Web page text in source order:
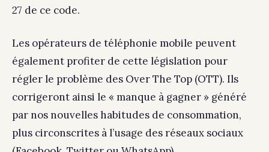
27 de ce code.
Les opérateurs de téléphonie mobile peuvent
également profiter de cette législation pour
régler le problème des Over The Top (OTT). Ils
corrigeront ainsi le « manque à gagner » généré
par nos nouvelles habitudes de consommation,
plus circonscrites à l’usage des réseaux sociaux